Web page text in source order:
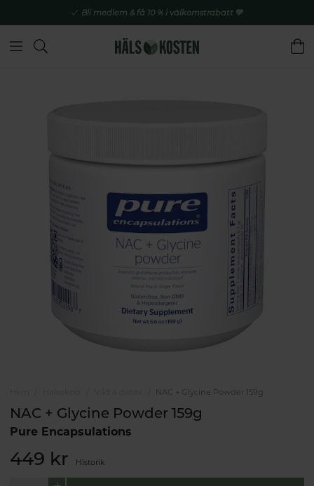
Bli medlem & få 10 % i välkomstrabatt 💚
NAC + Glycine Powder 159g
NAC + Glycine Powder 159g
Pure Encapsulations
449 kr Historik